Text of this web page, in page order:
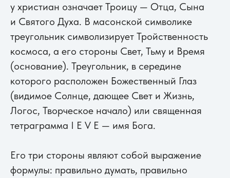
у христиан означает Троицу — Отца, Сына
и Святого Духа. В масонской символике
треугольник символизирует Тройственность
космоса, а его стороны Свет, Тьму и Время
(основание). Треугольник, в середине
которого расположен Божественный Глаз
(видимое Солнце, дающее Свет и Жизнь,
Логос, Творческое начало) или священная
тетраграмма I E V E — имя Бога.
Его три стороны являют собой выражение
формулы: правильно думать, правильно